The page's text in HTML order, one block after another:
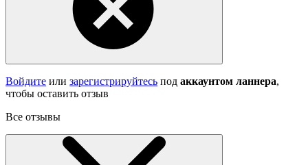
Войдите или зарегистрируйтесь под аккаунтом ланнера,
чтобы оставить отзыв
Все отзывы